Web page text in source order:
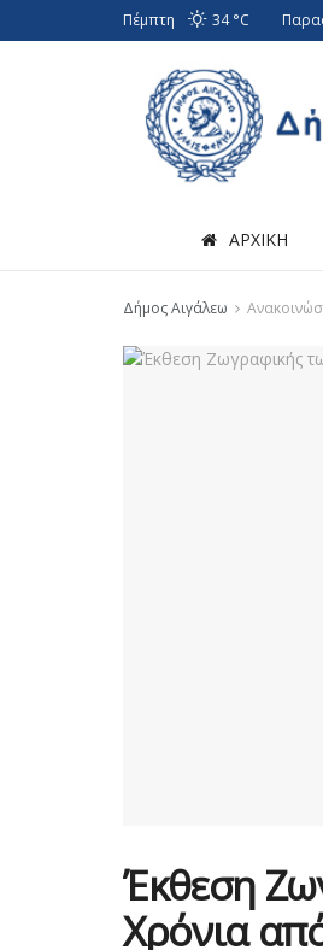
Πέμπτη 34 °C
ΑΡΧΙΚΗ
Δήμος Αιγάλεω
Έκθεση
Χρόνια